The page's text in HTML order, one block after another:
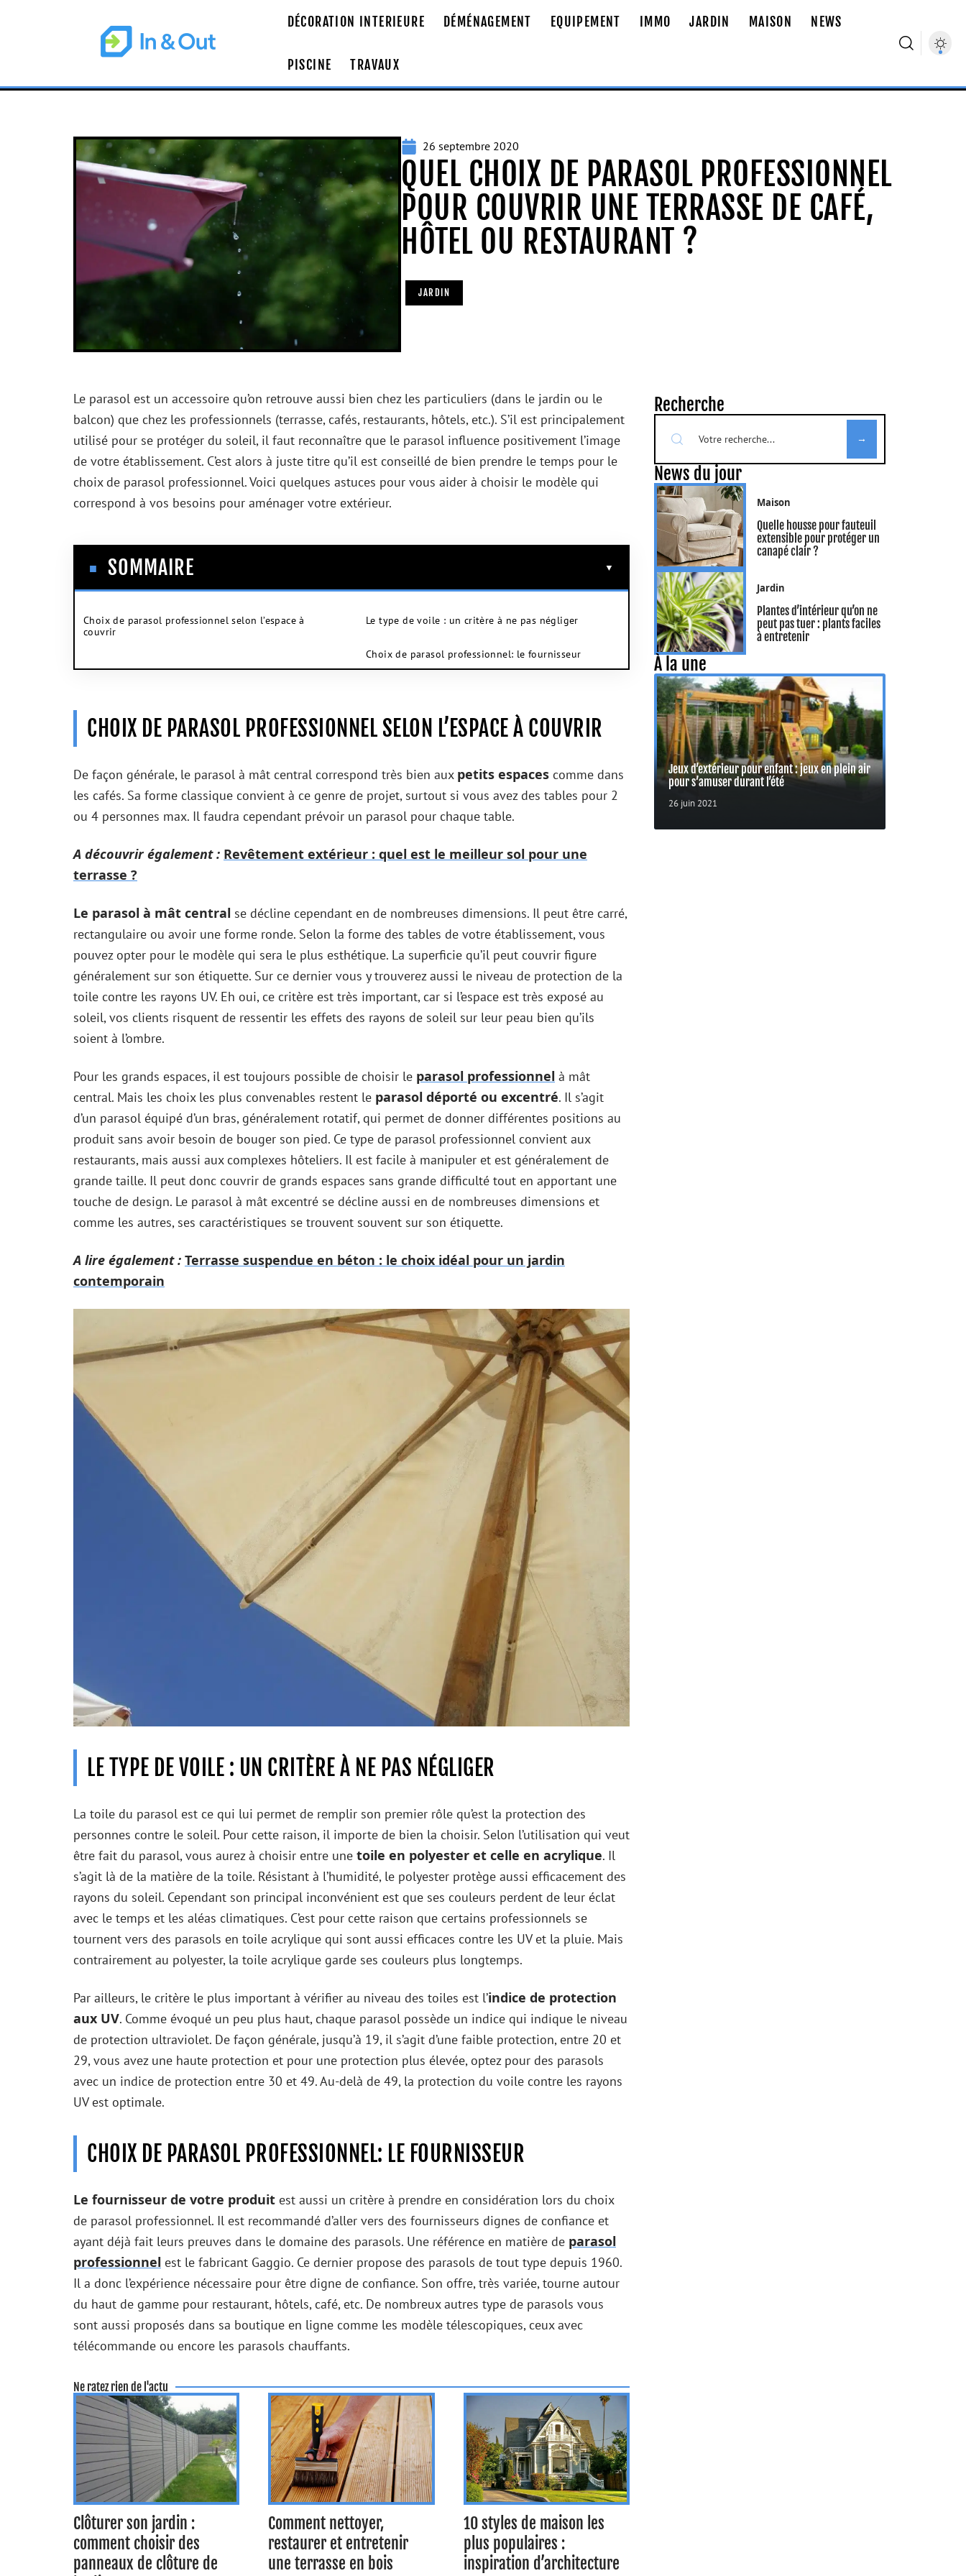
DÉCORATION INTERIEURE DÉMÉNAGEMENT EQUIPEMENT IMMO JARDIN MAISON NEWS
PISCINE TRAVAUX
26 septembre 2020
QUEL CHOIX DE PARASOL PROFESSIONNEL
POUR COUVRIR UNE TERRASSE DE CAFÉ,
HÔTEL OU RESTAURANT ?
JARDIN
Le parasol est un accessoire qu’on retrouve aussi bien chez les particuliers (dans le jardin ou le
balcon) que chez les professionnels (terrasse, cafés, restaurants, hôtels, etc.). S’il est principalement
utilisé pour se protéger du soleil, il faut reconnaître que le parasol influence positivement l’image
de votre établissement. C’est alors à juste titre qu’il est conseillé de bien prendre le temps pour le
choix de parasol professionnel. Voici quelques astuces pour vous aider à choisir le modèle qui
correspond à vos besoins pour aménager votre extérieur.
SOMMAIRE
Choix de parasol professionnel selon l’espace à
couvrir
Le type de voile : un critère à ne pas négliger
Choix de parasol professionnel: le fournisseur
CHOIX DE PARASOL PROFESSIONNEL SELON L’ESPACE À COUVRIR
De façon générale, le parasol à mât central correspond très bien aux petits espaces comme dans
les cafés. Sa forme classique convient à ce genre de projet, surtout si vous avez des tables pour 2
ou 4 personnes max. Il faudra cependant prévoir un parasol pour chaque table.
A découvrir également : Revêtement extérieur : quel est le meilleur sol pour une
terrasse ?
Le parasol à mât central se décline cependant en de nombreuses dimensions. Il peut être carré,
rectangulaire ou avoir une forme ronde. Selon la forme des tables de votre établissement, vous
pouvez opter pour le modèle qui sera le plus esthétique. La superficie qu’il peut couvrir figure
généralement sur son étiquette. Sur ce dernier vous y trouverez aussi le niveau de protection de la
toile contre les rayons UV. Eh oui, ce critère est très important, car si l’espace est très exposé au
soleil, vos clients risquent de ressentir les effets des rayons de soleil sur leur peau bien qu’ils
soient à l’ombre.
Pour les grands espaces, il est toujours possible de choisir le parasol professionnel à mât
central. Mais les choix les plus convenables restent le parasol déporté ou excentré. Il s’agit
d’un parasol équipé d’un bras, généralement rotatif, qui permet de donner différentes positions au
produit sans avoir besoin de bouger son pied. Ce type de parasol professionnel convient aux
restaurants, mais aussi aux complexes hôteliers. Il est facile à manipuler et est généralement de
grande taille. Il peut donc couvrir de grands espaces sans grande difficulté tout en apportant une
touche de design. Le parasol à mât excentré se décline aussi en de nombreuses dimensions et
comme les autres, ses caractéristiques se trouvent souvent sur son étiquette.
A lire également : Terrasse suspendue en béton : le choix idéal pour un jardin
contemporain
LE TYPE DE VOILE : UN CRITÈRE À NE PAS NÉGLIGER
La toile du parasol est ce qui lui permet de remplir son premier rôle qu’est la protection des
personnes contre le soleil. Pour cette raison, il importe de bien la choisir. Selon l’utilisation qui veut
être fait du parasol, vous aurez à choisir entre une toile en polyester et celle en acrylique. Il
s’agit là de la matière de la toile. Résistant à l’humidité, le polyester protège aussi efficacement des
rayons du soleil. Cependant son principal inconvénient est que ses couleurs perdent de leur éclat
avec le temps et les aléas climatiques. C’est pour cette raison que certains professionnels se
tournent vers des parasols en toile acrylique qui sont aussi efficaces contre les UV et la pluie. Mais
contrairement au polyester, la toile acrylique garde ses couleurs plus longtemps.
Par ailleurs, le critère le plus important à vérifier au niveau des toiles est l’indice de protection
aux UV. Comme évoqué un peu plus haut, chaque parasol possède un indice qui indique le niveau
de protection ultraviolet. De façon générale, jusqu’à 19, il s’agit d’une faible protection, entre 20 et
29, vous avez une haute protection et pour une protection plus élevée, optez pour des parasols
avec un indice de protection entre 30 et 49. Au-delà de 49, la protection du voile contre les rayons
UV est optimale.
CHOIX DE PARASOL PROFESSIONNEL: LE FOURNISSEUR
Le fournisseur de votre produit est aussi un critère à prendre en considération lors du choix
de parasol professionnel. Il est recommandé d’aller vers des fournisseurs dignes de confiance et
ayant déjà fait leurs preuves dans le domaine des parasols. Une référence en matière de parasol
professionnel est le fabricant Gaggio. Ce dernier propose des parasols de tout type depuis 1960.
Il a donc l’expérience nécessaire pour être digne de confiance. Son offre, très variée, tourne autour
du haut de gamme pour restaurant, hôtels, café, etc. De nombreux autres type de parasols vous
sont aussi proposés dans sa boutique en ligne comme les modèle télescopiques, ceux avec
télécommande ou encore les parasols chauffants.
Ne ratez rien de l'actu
Clôturer son jardin :
comment choisir des
panneaux de clôture de
Comment nettoyer,
restaurer et entretenir
une terrasse en bois
10 styles de maison les
plus populaires :
inspiration d’architecture
Recherche
News du jour
Maison
Quelle housse pour fauteuil
extensible pour protéger un
canapé clair ?
Jardin
Plantes d’intérieur qu’on ne
peut pas tuer : plants faciles
à entretenir
À la une
Jeux d’extérieur pour enfant : jeux en plein air
pour s’amuser durant l’été
26 juin 2021